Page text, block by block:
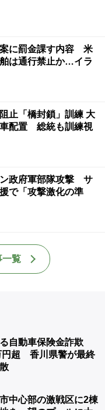
に罰金課す内容 米
は通行禁止か…イラ
止「橋封鎖」訓練 大
配置 総統も訓練視
政府軍部隊攻撃 サ
で「攻撃激化の準
一覧
自動車保険金詐欺
円超 香川県警が最終
中心部の激戦区に2棟